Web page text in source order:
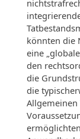
könnten die
eine
den
die
die